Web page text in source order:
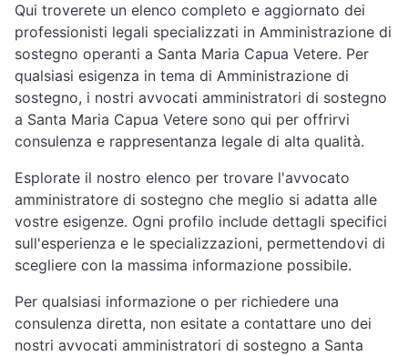
Qui troverete un elenco completo e aggiornato dei
professionisti legali specializzati in Amministrazione di
sostegno operanti a Santa Maria Capua Vetere. Per
qualsiasi esigenza in tema di Amministrazione di
sostegno, i nostri avvocati amministratori di sostegno
a Santa Maria Capua Vetere sono qui per offrirvi
consulenza e rappresentanza legale di alta qualità.
Esplorate il nostro elenco per trovare l'avvocato
amministratore di sostegno che meglio si adatta alle
vostre esigenze. Ogni profilo include dettagli specifici
sull'esperienza e le specializzazioni, permettendovi di
scegliere con la massima informazione possibile.
Per qualsiasi informazione o per richiedere una
consulenza diretta, non esitate a contattare uno dei
nostri avvocati amministratori di sostegno a Santa